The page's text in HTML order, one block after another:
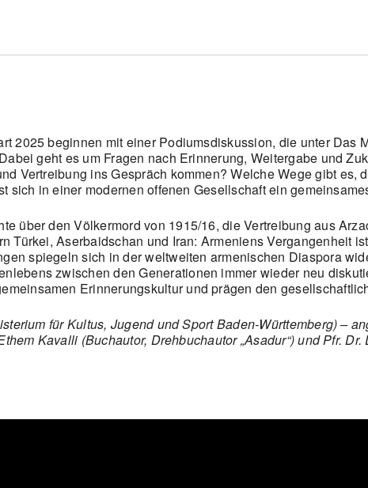
2025 beginnen mit einer Podiumsdiskussion, die unter Das
geht es um Fragen nach Erinnerung, Weitergabe und
Vertreibung ins Gespräch kommen? Welche Wege gibt es,
sich in einer modernen offenen Gesellschaft ein
über den Völkermord von 1915/16, die Vertreibung aus
Türkei, Aserbaidschan und Iran: Armeniens Vergangenheit
spiegeln sich in der weltweiten armenischen Diaspora
zwischen den Generationen immer wieder neu
Erinnerungskultur und prägen den
für Kultus, Jugend und Sport Baden-Württemberg) –
Kavalli (Buchautor, Drehbuchautor „Asadur“) und Pfr.